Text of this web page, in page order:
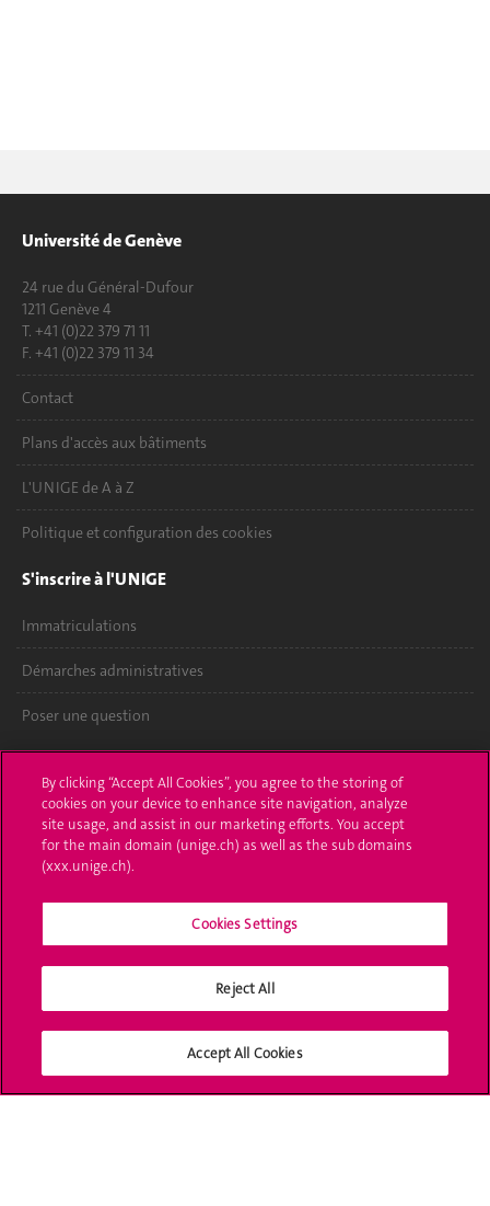
Université de Genève
24 rue du Général-Dufour
1211 Genève 4
T. +41 (0)22 379 71 11
F. +41 (0)22 379 11 34
Contact
Plans d'accès aux bâtiments
L'UNIGE de A à Z
Politique et configuration des cookies
S'inscrire à l'UNIGE
Immatriculations
Démarches administratives
Poser une question
UNIGE Mobile
Médias
Offres d'emploi
Bibliothèque
Médias sociaux UNIGE
By clicking “Accept All Cookies”, you agree to the storing of
cookies on your device to enhance site navigation, analyze
site usage, and assist in our marketing efforts. You accept
for the main domain (unige.ch) as well as the sub domains
(xxx.unige.ch).
Cookies Settings
Reject All
Accept All Cookies